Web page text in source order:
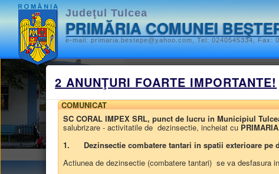
Judeţul Tulcea
PRIMĂRIA COMUNEI
e-mail: primaria.bestepe@yahoo.com, Tel: 0240545334,
Monitorul oficial
STATUTUL UNITĂȚII
HOTĂRÂRILE AUTORITĂȚII
ALTE DOCUMENTE
Harta site/Monitorul oficial local/ALTE
2 ANUNŢURI FOARTE IMPORTANTE!
COMUNICAT
SC CORAL IMPEX SRL, punct de lucru in Municipiul
salubrizare - activitatile de dezinsectie, incheiat cu
1.
Dezinsectie combatere tantari in spatii exterioare
Actiunea de dezinsectie (combatere tantari) se va desfasura